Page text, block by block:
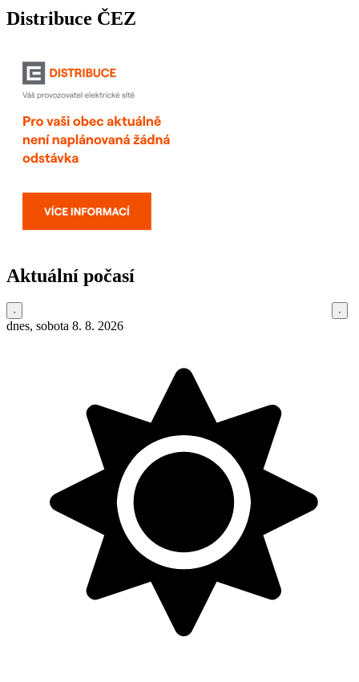
Distribuce ČEZ
Aktuální počasí
dnes, sobota 8. 8. 2026